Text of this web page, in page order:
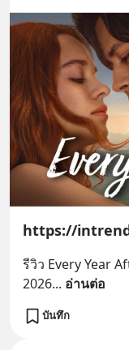
https://
รีวิว Every Year
2026... อ่านต่อ
บันทึก